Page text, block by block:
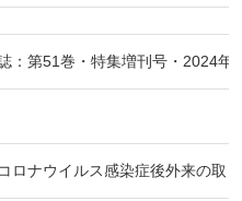
：第51巻・特集増刊号・2024年
ロナウイルス感染症後外来の取